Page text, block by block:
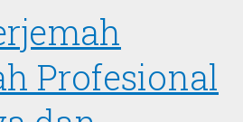
Profesional